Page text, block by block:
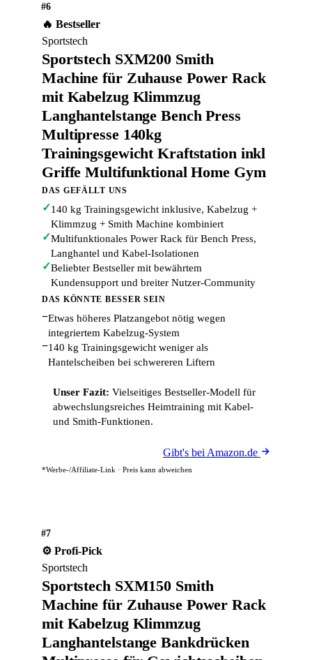
#6
🔥 Bestseller
Sportstech
Sportstech SXM200 Smith
Machine für Zuhause Power Rack
mit Kabelzug Klimmzug
Langhantelstange Bench Press
Multipresse 140kg
Trainingsgewicht Kraftstation inkl
Griffe Multifunktional Home Gym
DAS GEFÄLLT UNS
✓140 kg Trainingsgewicht inklusive, Kabelzug +
Klimmzug + Smith Machine kombiniert
✓Multifunktionales Power Rack für Bench Press,
Langhantel und Kabel-Isolationen
✓Beliebter Bestseller mit bewährtem
Kundensupport und breiter Nutzer-Community
DAS KÖNNTE BESSER SEIN
−Etwas höheres Platzangebot nötig wegen
integriertem Kabelzug-System
−140 kg Trainingsgewicht weniger als
Hantelscheiben bei schwereren Liftern
Unser Fazit: Vielseitiges Bestseller-Modell für
abwechslungsreiches Heimtraining mit Kabel-
und Smith-Funktionen.
Gibt's bei Amazon.de
*Werbe-/Affiliate-Link · Preis kann abweichen
#7
⚙️ Profi-Pick
Sportstech
Sportstech SXM150 Smith
Machine für Zuhause Power Rack
mit Kabelzug Klimmzug
Langhantelstange Bankdrücken